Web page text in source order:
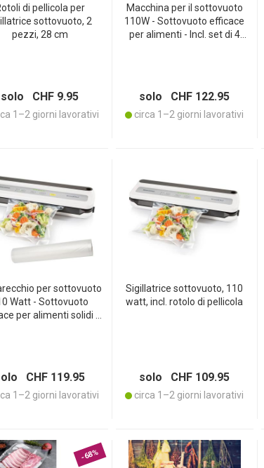
di pellicola per
sottovuoto, 2
pezzi, 28 cm
solo CHF 9.95
1–2 giorni lavorativi
Macchina per il sottovuoto
110W - Sottovuoto efficace
per alimenti - Incl. set di 4
solo CHF 122.95
circa 1–2 giorni lavorativi
per sottovuoto
Watt - Sottovuoto
per alimenti solidi e
CHF 119.95
1–2 giorni lavorativi
Sigillatrice sottovuoto, 110
watt, incl. rotolo di pellicola
solo CHF 109.95
circa 1–2 giorni lavorativi
-68%